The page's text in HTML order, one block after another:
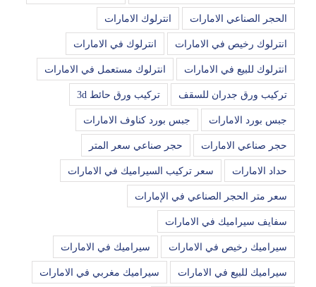
الحجر الصناعي الامارات انترلوك الامارات
انترلوك رخيص في الامارات انترلوك في الامارات
انترلوك للبيع في الامارات انترلوك مستعمل في الامارات
تركيب ورق جدران للسقف تركيب ورق حائط 3d
جبس بورد الامارات جبس بورد كناوف الامارات
حجر صناعي الامارات حجر صناعي سعر المتر
حداد الامارات سعر تركيب السيراميك في الامارات
سعر متر الحجر الصناعي في الإمارات
سفايف سيراميك في الامارات
سيراميك رخيص في الامارات سيراميك في الامارات
سيراميك للبيع في الامارات سيراميك مغربي في الامارات